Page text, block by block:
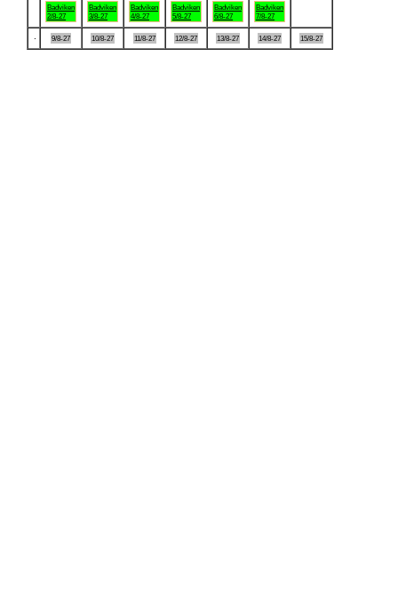
Badviken
2/8-27
Badviken
3/8-27
Badviken
4/8-27
Badviken
5/8-27
Badviken
6/8-27
Badviken
7/8-27
9/8-27 10/8-27 11/8-27 12/8-27 13/8-27 14/8-27 15/8-27